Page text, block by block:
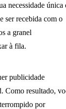
necessidade única
ser recebida com o
a granel
à fila.
publicidade
Como resultado,
por